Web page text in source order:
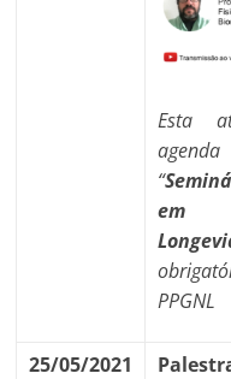
Esta
“
em
PPGNL
25/05/2021